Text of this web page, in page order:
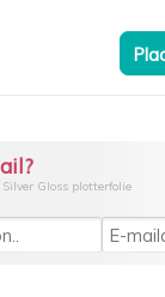
Gloss plotterfolie